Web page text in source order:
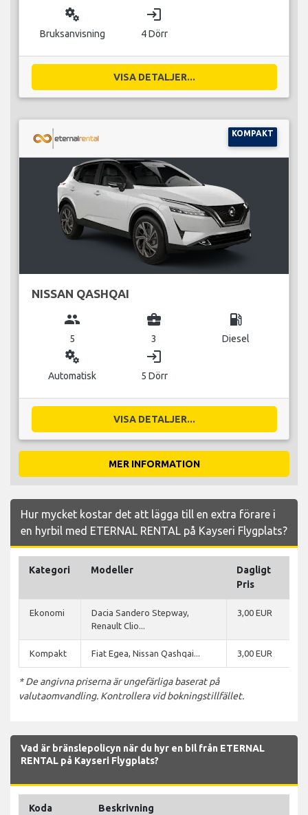
miscellaneous_services
Bruksanvisning
login
4 Dörr
VISA DETALJER...
KOMPAKT
NISSAN QASHQAI
group
5
business_center
3
local_gas_station
Diesel
miscellaneous_services
Automatisk
login
5 Dörr
VISA DETALJER...
MER INFORMATION
Hur mycket kostar det att lägga till en extra förare i
en hyrbil med ETERNAL RENTAL på Kayseri Flygplats?
Kategori Modeller
Dagligt
Pris
Ekonomi
Dacia Sandero Stepway,
Renault Clio...
3,00 EUR
Kompakt Fiat Egea, Nissan Qashqai... 3,00 EUR
* De angivna priserna är ungefärliga baserat på
valutaomvandling. Kontrollera vid bokningstillfället.
Vad är bränslepolicyn när du hyr en bil från ETERNAL
RENTAL på Kayseri Flygplats?
Koda Beskrivning